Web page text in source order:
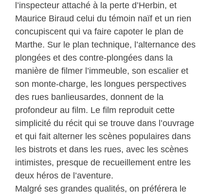
l’inspecteur attaché à la perte d’Herbin, et
Maurice Biraud celui du témoin naïf et un rien
concupiscent qui va faire capoter le plan de
Marthe. Sur le plan technique, l’alternance des
plongées et des contre-plongées dans la
manière de filmer l’immeuble, son escalier et
son monte-charge, les longues perspectives
des rues banlieusardes, donnent de la
profondeur au film. Le film reproduit cette
simplicité du récit qui se trouve dans l’ouvrage
et qui fait alterner les scènes populaires dans
les bistrots et dans les rues, avec les scènes
intimistes, presque de recueillement entre les
deux héros de l’aventure.
Malgré ses grandes qualités, on préférera le